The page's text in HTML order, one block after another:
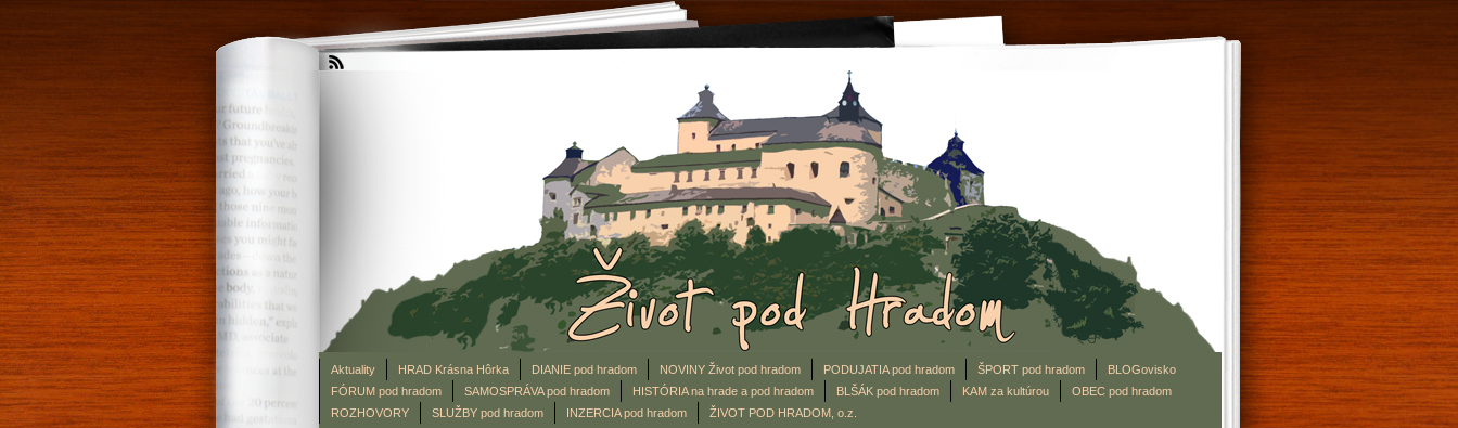
Aktuality HRAD Krásna Hôrka DIANIE pod hradom NOVINY Život pod hradom PODUJATIA pod hradom ŠPORT pod hradom
BLOGovisko
FÓRUM pod hradom
SAMOSPRÁVA pod hradom HISTÓRIA na hrade a pod hradom BLŠÁK pod hradom KAM za kultúrou
OBEC pod hradom
ROZHOVORY
SLUŽBY pod hradom INZERCIA pod hradom ŽIVOT POD HRADOM, o.z.